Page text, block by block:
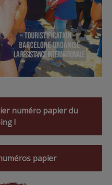
numéro papier du
!
papier